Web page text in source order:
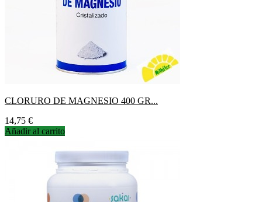
CLORURO DE MAGNESIO 400 GR...
Precio
14,75 €
Añadir al carrito